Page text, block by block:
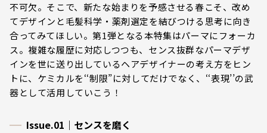
不可欠。そこで、新たな始まりを予感させる春こそ、改め
てデザインと毛髪科学・薬剤選定を結びつける思考に向き
合ってみてほしい。第1弾となる本特集はパーマにフォーカ
ス。複雑な履歴に対応しつつも、センス抜群なパーマデザ
インを世に送り出しているヘアデザイナーの考え方をヒン
トに、ケミカルを‘‘制限”に対してだけでなく、‘‘表現’’の武
器として活用していこう！
Issue.01｜センスを磨く